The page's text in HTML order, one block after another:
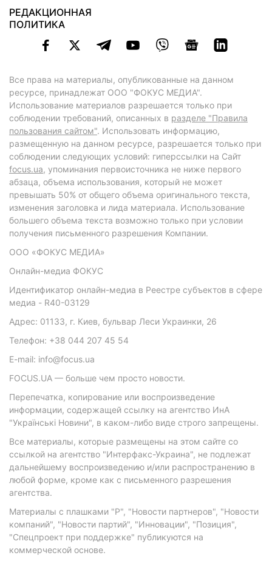
РЕДАКЦИОННАЯ
ПОЛИТИКА
Все права на материалы, опубликованные на данном
ресурсе, принадлежат ООО "ФОКУС МЕДИА".
Использование материалов разрешается только при
соблюдении требований, описанных в разделе "Правила
пользования сайтом". Использовать информацию,
размещенную на данном ресурсе, разрешается только при
соблюдении следующих условий: гиперссылки на Сайт
focus.ua, упоминания первоисточника не ниже первого
абзаца, объема использования, который не может
превышать 50% от общего объема оригинального текста,
изменения заголовка и лида материала. Использование
большего объема текста возможно только при условии
получения письменного разрешения Компании.
ООО «ФОКУС МЕДИА»
Онлайн-медиа ФОКУС
Идентификатор онлайн-медиа в Реестре субъектов в сфере
медиа - R40-03129
Адрес: 01133, г. Киев, бульвар Леси Украинки, 26
Телефон: +38 044 207 45 54
E-mail: info@focus.ua
FOCUS.UA — больше чем просто новости.
Перепечатка, копирование или воспроизведение
информации, содержащей ссылку на агентство ИнА
"Українські Новини", в каком-либо виде строго запрещены.
Все материалы, которые размещены на этом сайте со
ссылкой на агентство "Интерфакс-Украина", не подлежат
дальнейшему воспроизведению и/или распространению в
любой форме, кроме как с письменного разрешения
агентства.
Материалы с плашками "Р", "Новости партнеров", "Новости
компаний", "Новости партий", "Инновации", "Позиция",
"Спецпроект при поддержке" публикуются на
коммерческой основе.